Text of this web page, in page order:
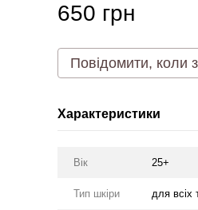
650 грн
Повідомити, коли
Характеристики
Вік 25+
Тип шкіри для всіх